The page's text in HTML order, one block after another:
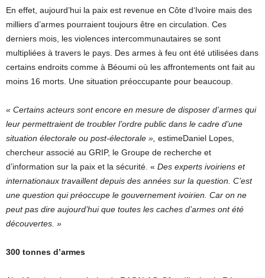
En effet, aujourd’hui la paix est revenue en Côte d‘Ivoire mais des
milliers d’armes pourraient toujours être en circulation. Ces
derniers mois, les violences intercommunautaires se sont
multipliées à travers le pays. Des armes à feu ont été utilisées dans
certains endroits comme à Béoumi où les affrontements ont fait au
moins 16 morts. Une situation préoccupante pour beaucoup.
« Certains acteurs sont encore en mesure de disposer d’armes qui
leur permettraient de troubler l’ordre public dans le cadre d’une
situation électorale ou post-électorale », estimeDaniel Lopes,
chercheur associé au GRIP, le Groupe de recherche et
d’information sur la paix et la sécurité. « Des experts ivoiriens et
internationaux travaillent depuis des années sur la question. C’est
une question qui préoccupe le gouvernement ivoirien. Car on ne
peut pas dire aujourd’hui que toutes les caches d’armes ont été
découvertes. »
300 tonnes d’armes